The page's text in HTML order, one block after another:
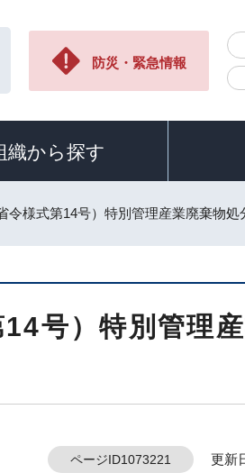
防災・緊急情報
織から探す
令様式第14号）特別管理産業廃棄物処
号）特別管理
ページID1073221 更新